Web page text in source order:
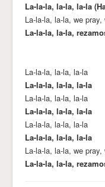
La-la-la, la-la, la-la
La-la-la, la-la, we
La-la-la, la-la,
La-la-la, la-la, la-la
La-la-la, la-la, la-la
La-la-la, la-la, la-la
La-la-la, la-la, la-la
La-la-la, la-la, la-la
La-la-la, la-la, la-la
La-la-la, la-la, we
La-la-la, la-la,